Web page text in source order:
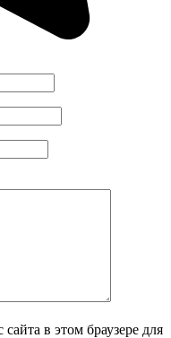
в этом браузере для